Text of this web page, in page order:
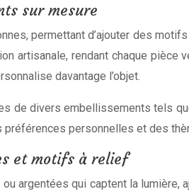
sur mesure
permettant d’ajouter des
artisanale, rendant chaque
davantage l’objet.
de divers embellissements tels
personnelles et des
et motifs à relief
argentées qui captent la